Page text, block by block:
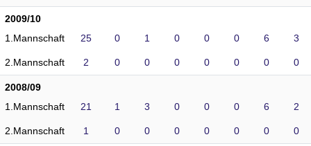
2009/10
1.Mannschaft
25 0 1 0 0 0 6 3
2.Mannschaft 2 0 0 0 0 0 0 0
2008/09
1.Mannschaft
21 1 3 0 0 0 6 2
2.Mannschaft 1 0 0 0 0 0 0 0